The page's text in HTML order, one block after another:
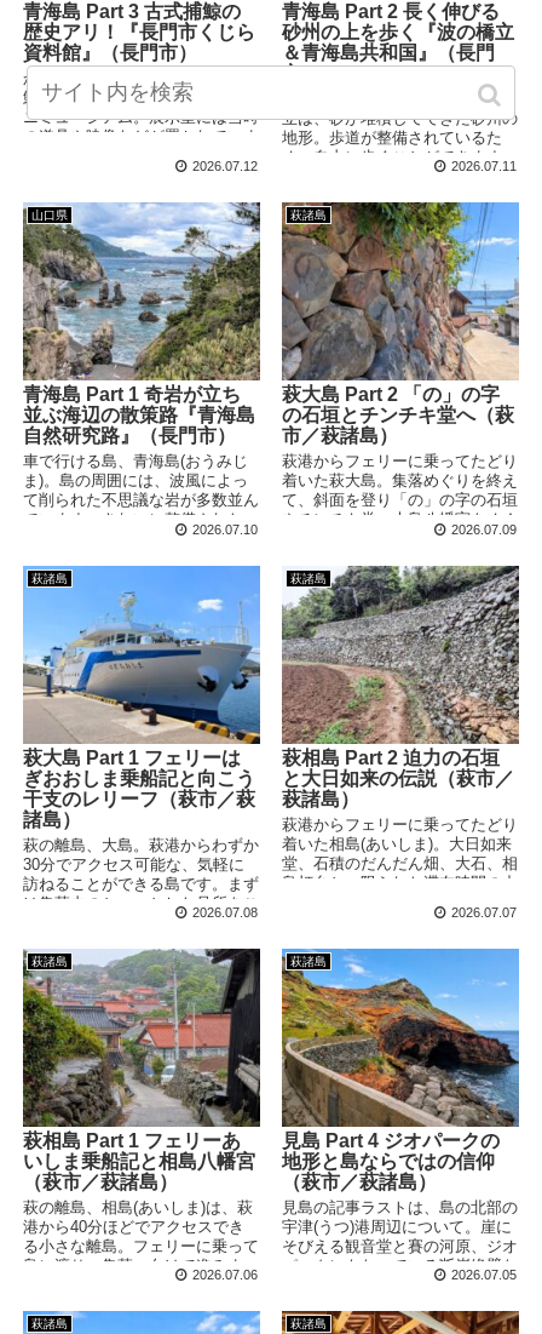
青海島 Part 3 古式捕鯨の
歴史アリ！『長門市くじら
資料館』（長門市）
かつて島で行われていた「古式捕
鯨」について学ぶことができるミ
ニミュージアム。展示室には当時
の道具や映像などが置かれていま
す。建物の横に寝そべる巨大なク
ジラのオブジェには、ちょっとし
2026.07.12
青海島 Part 2 長く伸びる
砂州の上を歩く『波の橋立
＆青海島共和国』（長門
市）
青海島(おおみじま)にある波の橋
立は、砂が堆積してできた砂州の
地形。歩道が整備されているた
め、自由に歩くことができます。
すぐ近くにある青海島共和国にも
2026.07.11
山口県
青海島 Part 1 奇岩が立ち
並ぶ海辺の散策路『青海島
自然研究路』（長門市）
車で行ける島、青海島(おうみじ
ま)。島の周囲には、波風によっ
て削られた不思議な岩が多数並ん
でいます。きれいに整備された
「自然研究路」を歩けば、地上か
とができます！
2026.07.10
萩諸島
萩大島 Part 2 「の」の字
の石垣とチンチキ堂へ（萩
市／萩諸島）
萩港からフェリーに乗ってたどり
着いた萩大島。集落めぐりを終え
て、斜面を登り「の」の字の石垣
やチンチキ堂、大島八幡宮をめぐ
っていきます！登り切った先には
2026.07.09
萩諸島
萩大島 Part 1 フェリーは
ぎおおしま乗船記と向こう
干支のレリーフ（萩市／萩
諸島）
萩の離島、大島。萩港からわずか
30分でアクセス可能な、気軽に
訪ねることができる島です。まず
は集落内のちょっとした見所をご
紹介！「向こう干支」ってご存じ
2026.07.08
萩諸島
萩相島 Part 2 迫力の石垣
と大日如来の伝説（萩市／
萩諸島）
萩港からフェリーに乗ってたどり
着いた相島(あいしま)。大日如来
堂、石積のだんだん畑、大石、相
島灯台と、限られた滞在時間の中
2026.07.07
萩諸島
萩相島 Part 1 フェリーあ
いしま乗船記と相島八幡宮
（萩市／萩諸島）
萩の離島、相島(あいしま)は、萩
港から40分ほどでアクセスでき
る小さな離島。フェリーに乗って
島に渡り、集落へ向けて進みま
す。まずは島の神社、相島八幡宮
2026.07.06
萩諸島
見島 Part 4 ジオパークの
地形と島ならではの信仰
（萩市／萩諸島）
見島の記事ラストは、島の北部の
宇津(うつ)港周辺について。崖に
そびえる観音堂と賽の河原、ジオ
パークにもなっている断崖絶壁な
ど、離島ならではの独特な風景が
2026.07.05
萩諸島 萩諸島